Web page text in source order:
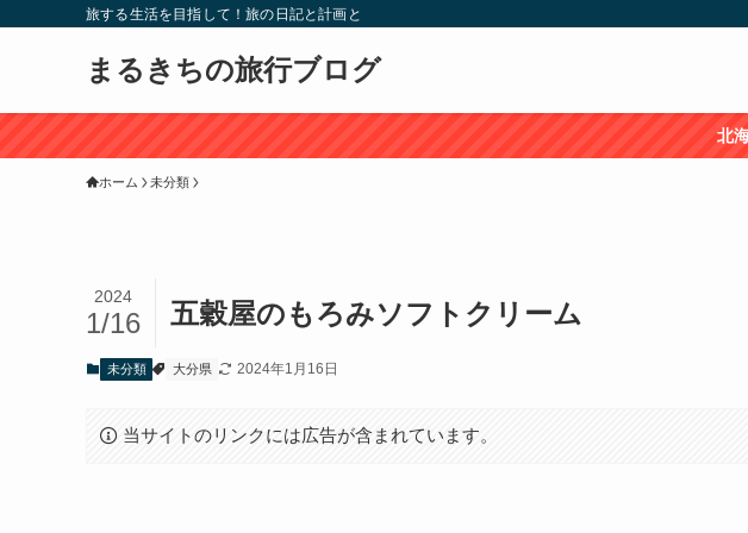
旅する生活を目指して！旅の日記と計画と
まるきちの旅行ブログ
北
ホーム 未分類
五穀屋のもろみソフトクリーム
2024
1/16
未分類 大分県 2024年1月16日
当サイトのリンクには広告が含まれています。